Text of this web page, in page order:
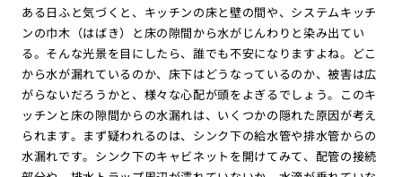
ある日ふと気づくと、キッチンの床と壁の間や、システムキッチ
ンの巾木（はばき）と床の隙間から水がじんわりと染み出てい
る。そんな光景を目にしたら、誰でも不安になりますよね。どこ
から水が漏れているのか、床下はどうなっているのか、被害は広
がらないだろうかと、様々な心配が頭をよぎるでしょう。このキ
ッチンと床の隙間からの水漏れは、いくつかの隠れた原因が考え
られます。まず疑われるのは、シンク下の給水管や排水管からの
水漏れです。シンク下のキャビネットを開けてみて、配管の接続